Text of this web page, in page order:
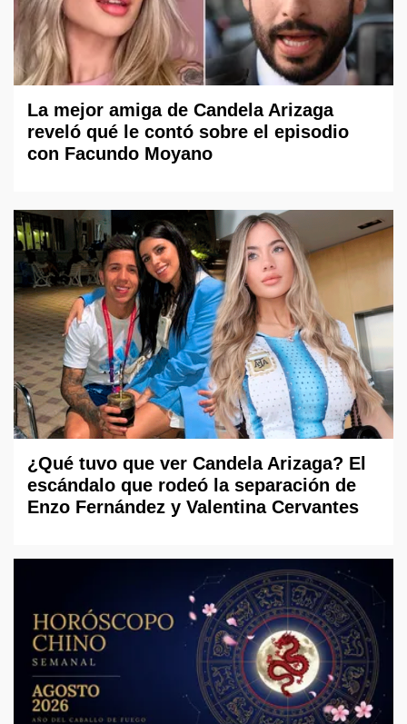
La mejor amiga de Candela Arizaga
reveló qué le contó sobre el episodio
con Facundo Moyano
¿Qué tuvo que ver Candela Arizaga? El
escándalo que rodeó la separación de
Enzo Fernández y Valentina Cervantes